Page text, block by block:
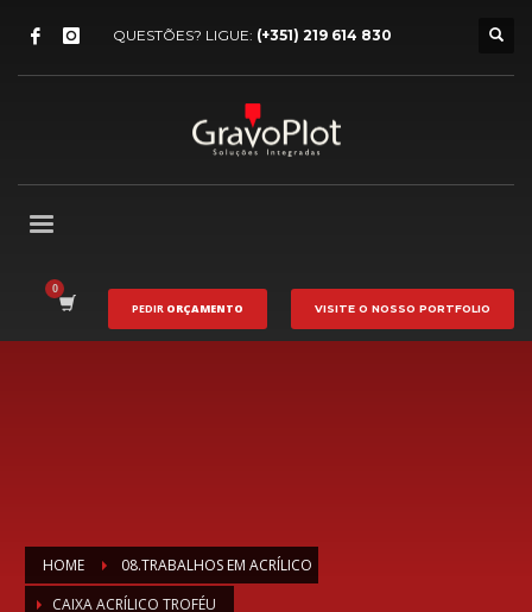
QUESTÕES? LIGUE: (+351) 219 614 830
PEDIR ORÇAMENTO VISITE O NOSSO PORTFOLIO
HOME
08.TRABALHOS EM ACRÍLICO
CAIXA ACRÍLICO TROFÉU